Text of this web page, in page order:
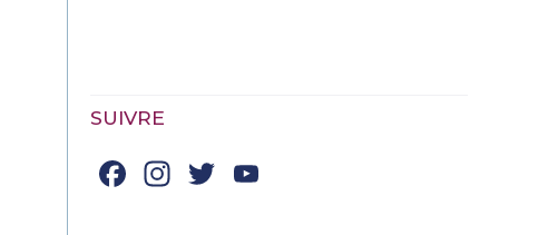
SUIVRE
Facebook
Instagram
Twitter